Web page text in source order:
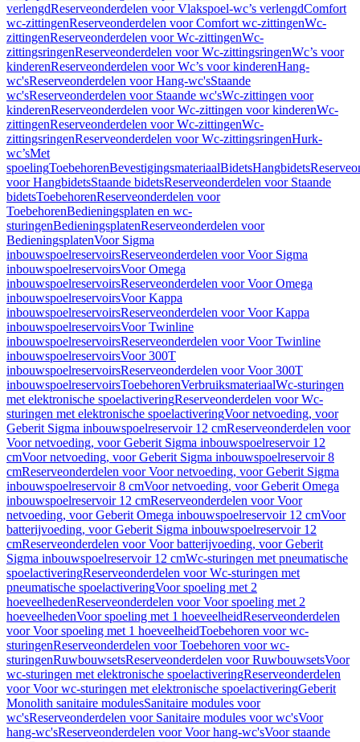
verlengdReserveonderdelen voor Vlakspoel-wc’s verlengdComfort
wc-zittingenReserveonderdelen voor Comfort wc-zittingenWc-
zittingenReserveonderdelen voor Wc-zittingenWc-
zittingsringenReserveonderdelen voor Wc-zittingsringenWc’s voor
kinderenReserveonderdelen voor Wc’s voor kinderenHang-
wc'sReserveonderdelen voor Hang-wc'sStaande
wc'sReserveonderdelen voor Staande wc'sWc-zittingen voor
kinderenReserveonderdelen voor Wc-zittingen voor kinderenWc-
zittingenReserveonderdelen voor Wc-zittingenWc-
zittingsringenReserveonderdelen voor Wc-zittingsringenHurk-
wc’sMet
spoelingToebehorenBevestigingsmateriaalBidetsHangbidets
voor HangbidetsStaande bidetsReserveonderdelen voor Staande
bidetsToebehorenReserveonderdelen voor
ToebehorenBedieningsplaten en wc-
sturingenBedieningsplatenReserveonderdelen voor
BedieningsplatenVoor Sigma
inbouwspoelreservoirsReserveonderdelen voor Voor Sigma
inbouwspoelreservoirsVoor Omega
inbouwspoelreservoirsReserveonderdelen voor Voor Omega
inbouwspoelreservoirsVoor Kappa
inbouwspoelreservoirsReserveonderdelen voor Voor Kappa
inbouwspoelreservoirsVoor Twinline
inbouwspoelreservoirsReserveonderdelen voor Voor Twinline
inbouwspoelreservoirsVoor 300T
inbouwspoelreservoirsReserveonderdelen voor Voor 300T
inbouwspoelreservoirsToebehorenVerbruiksmateriaalWc-sturingen
met elektronische spoelactiveringReserveonderdelen voor Wc-
sturingen met elektronische spoelactiveringVoor netvoeding, voor
Geberit Sigma inbouwspoelreservoir 12 cmReserveonderdelen voor
Voor netvoeding, voor Geberit Sigma inbouwspoelreservoir 12
cmVoor netvoeding, voor Geberit Sigma inbouwspoelreservoir 8
cmReserveonderdelen voor Voor netvoeding, voor Geberit Sigma
inbouwspoelreservoir 8 cmVoor netvoeding, voor Geberit Omega
inbouwspoelreservoir 12 cmReserveonderdelen voor Voor
netvoeding, voor Geberit Omega inbouwspoelreservoir 12 cmVoor
batterijvoeding, voor Geberit Sigma inbouwspoelreservoir 12
cmReserveonderdelen voor Voor batterijvoeding, voor Geberit
Sigma inbouwspoelreservoir 12 cmWc-sturingen met pneumatische
spoelactiveringReserveonderdelen voor Wc-sturingen met
pneumatische spoelactiveringVoor spoeling met 2
hoeveelhedenReserveonderdelen voor Voor spoeling met 2
hoeveelhedenVoor spoeling met 1 hoeveelheidReserveonderdelen
voor Voor spoeling met 1 hoeveelheidToebehoren voor wc-
sturingenReserveonderdelen voor Toebehoren voor wc-
sturingenRuwbouwsetsReserveonderdelen voor RuwbouwsetsVoor
wc-sturingen met elektronische spoelactiveringReserveonderdelen
voor Voor wc-sturingen met elektronische spoelactiveringGeberit
Monolith sanitaire modulesSanitaire modules voor
wc'sReserveonderdelen voor Sanitaire modules voor wc'sVoor
hang-wc'sReserveonderdelen voor Voor hang-wc'sVoor staande